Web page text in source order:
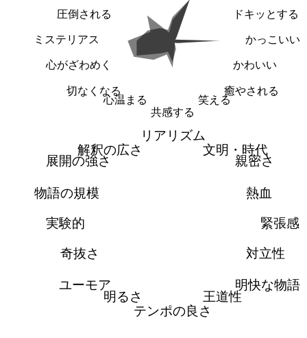
ドキッとする
かっこいい
かわいい
癒やされる
笑える
共感する
心温まる
切なくなる
心がざわめく
ミステリアス
圧倒される
リアリズム
文明・時代
親密さ
熱血
緊張感
対立性
明快な物語
王道性
テンポの良さ
明るさ
ユーモア
奇抜さ
実験的
物語の規模
展開の強さ
解釈の広さ